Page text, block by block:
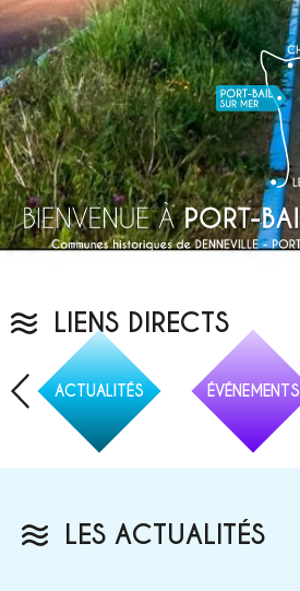
LIENS DIRECTS
ACTUALITÉS ÉVÉNEMENTS
LES ACTUALITÉS